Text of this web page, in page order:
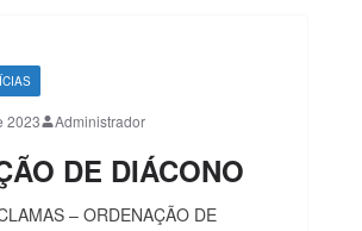
2023 Administrador
DE DIÁCONO
– ORDENAÇÃO DE